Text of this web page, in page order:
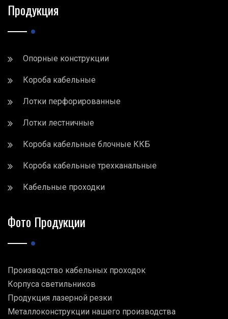
Продукция
Опорные конструкции
Короба кабельные
Лотки перфорированные
Лотки лестничные
Короба кабельные блочные ККБ
Короба кабельные трехканальные
Кабельные проходки
Фото Продукции
Производство кабельных проходок
Корпуса светильников
Продукция лазерной резки
Металлоконструкции нашего производства